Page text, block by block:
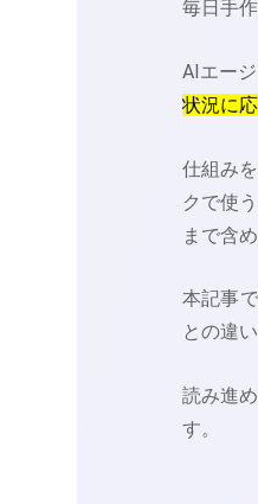
毎日手
AIエー
状況に
仕組み
クで使
まで含
本記事
との違
読み進
す。